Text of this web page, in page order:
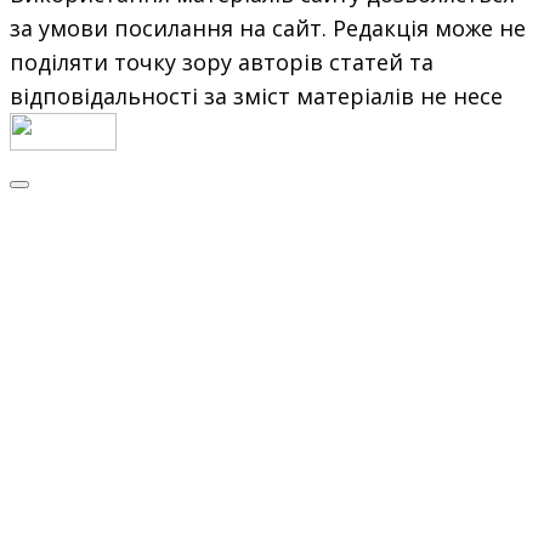
за умови посилання на сайт. Редакція може не
поділяти точку зору авторів статей та
відповідальності за зміст матеріалів не несе